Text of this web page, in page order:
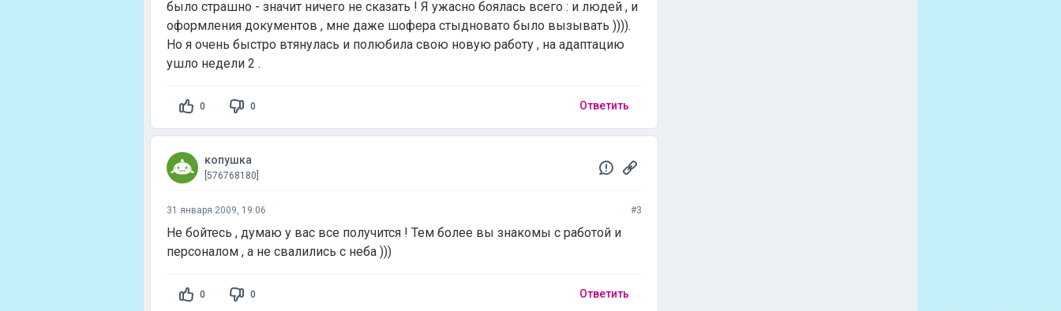
было страшно - значит ничего не сказать ! Я ужасно боялась всего : и людей , и
оформления документов , мне даже шофера стыдновато было вызывать )))).
Но я очень быстро втянулась и полюбила свою новую работу , на адаптацию
ушло недели 2 .
0 0 Ответить
копушка
[576768180]
31 января 2009, 19:06 #3
Не бойтесь , думаю у вас все получится ! Тем более вы знакомы с работой и
персоналом , а не свалились с неба )))
0 0 Ответить